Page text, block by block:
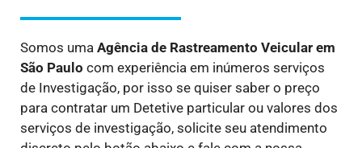
Somos uma Agência de Rastreamento Veicular em
São Paulo com experiência em inúmeros serviços
de Investigação, por isso se quiser saber o preço
para contratar um Detetive particular ou valores dos
serviços de investigação, solicite seu atendimento